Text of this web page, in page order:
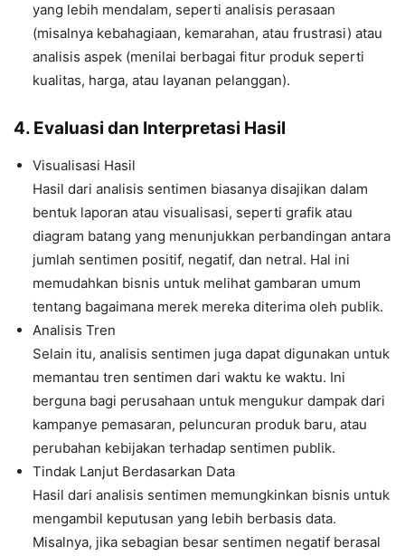
yang lebih mendalam, seperti analisis perasaan
(misalnya kebahagiaan, kemarahan, atau frustrasi) atau
analisis aspek (menilai berbagai fitur produk seperti
kualitas, harga, atau layanan pelanggan).
4. Evaluasi dan Interpretasi Hasil
Visualisasi Hasil
Hasil dari analisis sentimen biasanya disajikan dalam
bentuk laporan atau visualisasi, seperti grafik atau
diagram batang yang menunjukkan perbandingan antara
jumlah sentimen positif, negatif, dan netral. Hal ini
memudahkan bisnis untuk melihat gambaran umum
tentang bagaimana merek mereka diterima oleh publik.
Analisis Tren
Selain itu, analisis sentimen juga dapat digunakan untuk
memantau tren sentimen dari waktu ke waktu. Ini
berguna bagi perusahaan untuk mengukur dampak dari
kampanye pemasaran, peluncuran produk baru, atau
perubahan kebijakan terhadap sentimen publik.
Tindak Lanjut Berdasarkan Data
Hasil dari analisis sentimen memungkinkan bisnis untuk
mengambil keputusan yang lebih berbasis data.
Misalnya, jika sebagian besar sentimen negatif berasal